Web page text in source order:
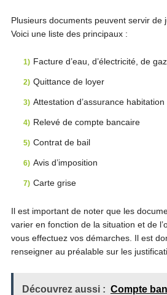
Plusieurs documents peuvent servir de
Voici une liste des principaux :
Facture d’eau, d’électricité, de
Quittance de loyer
Attestation d’assurance habitation
Relevé de compte bancaire
Contrat de bail
Avis d’imposition
Carte grise
Il est important de noter que les
varier en fonction de la situation et de
vous effectuez vos démarches. Il est
renseigner au préalable sur les
Découvrez aussi : Compte